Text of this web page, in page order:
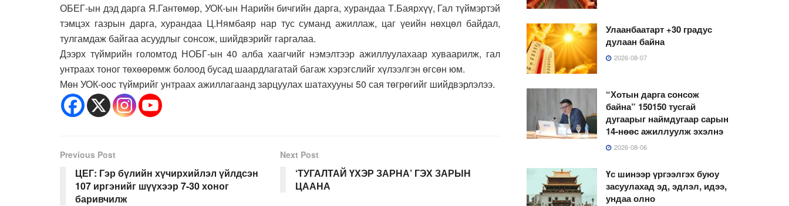
ОБЕГ-ын дэд дарга Я.Гантөмөр, УОК-ын Нарийн бичгийн дарга, хурандаа Т.Баярхүү, Гал түймэртэй
тэмцэх газрын дарга, хурандаа Ц.Нямбаяр нар тус суманд ажиллаж, цаг үеийн нөхцөл байдал,
тулгамдаж байгаа асуудлыг сонсож, шийдвэрийг гаргалаа.
Дээрх түймрийн голомтод НОБГ-ын 40 алба хаагчийг нэмэлтээр ажиллуулахаар хуваарилж, гал
унтраах тоног төхөөрөмж болоод бусад шаардлагатай багаж хэрэгслийг хүлээлгэн өгсөн юм.
Мөн УОК-оос түймрийг унтраах ажиллагаанд зарцуулах шатахууны 50 сая төгрөгийг шийдвэрлэлээ.
Previous Post
ЦЕГ: Гэр бүлийн хүчирхийлэл үйлдсэн
107 иргэнийг шүүхээр 7-30 хоног
баривчилж
Next Post
‘ТУГАЛТАЙ ҮХЭР ЗАРНА’ ГЭХ ЗАРЫН
ЦААНА
Улаанбаатарт +30 градус
дулаан байна
2026-08-07
“Хотын дарга сонсож
байна” 150150 тусгай
дугаарыг наймдугаар сарын
14-нөөс ажиллуулж эхэлнэ
2026-08-06
Үс шинээр үргээлгэх буюу
засуулахад эд, эдлэл, идээ,
ундаа олно